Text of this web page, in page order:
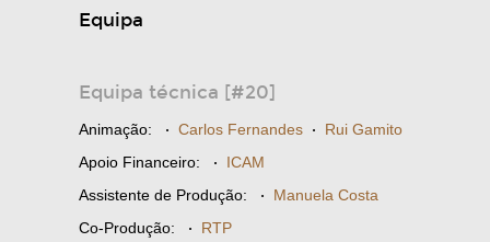
Equipa
Equipa técnica [#20]
Animação: · Carlos Fernandes · Rui Gamito
Apoio Financeiro: · ICAM
Assistente de Produção: · Manuela Costa
Co-Produção: · RTP